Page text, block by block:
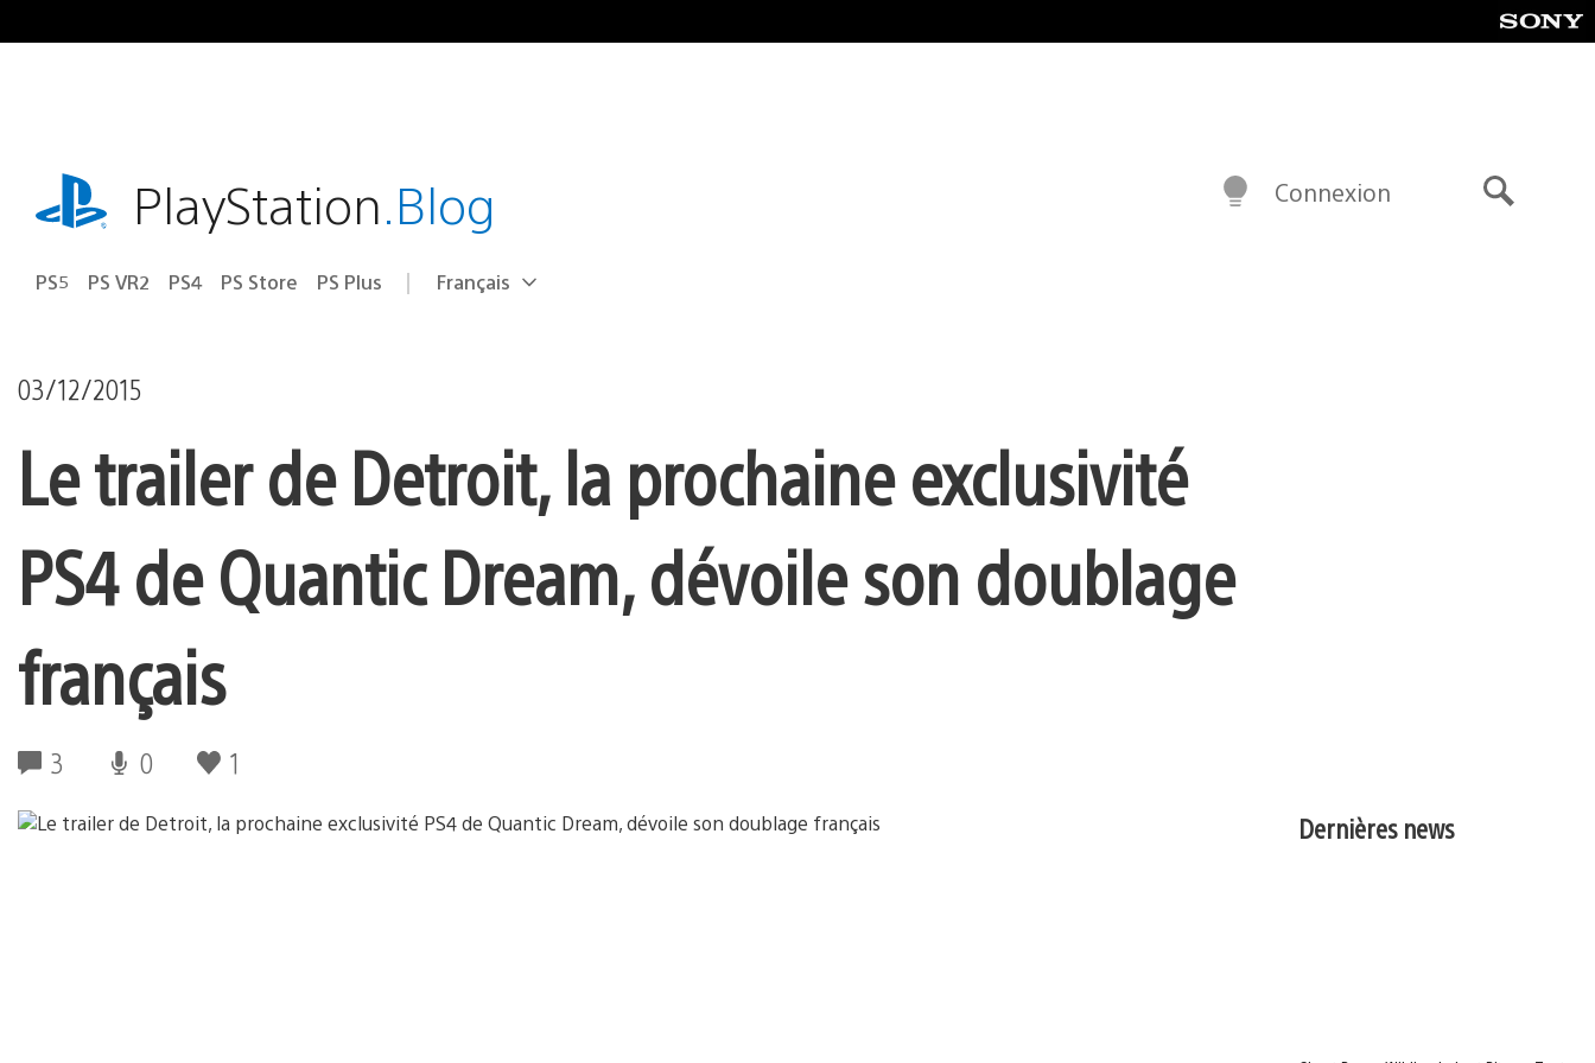
au
playstation.comPlayStation.Blog
PS5 PS VR2 PS4 PS Store PS Plus Choisir
Région
Français
Connexion
03/12/2015
Le trailer de Detroit, la prochaine exclusivité
PS4 de Quantic Dream, dévoile son doublage
français
3 0 1
Dernières news